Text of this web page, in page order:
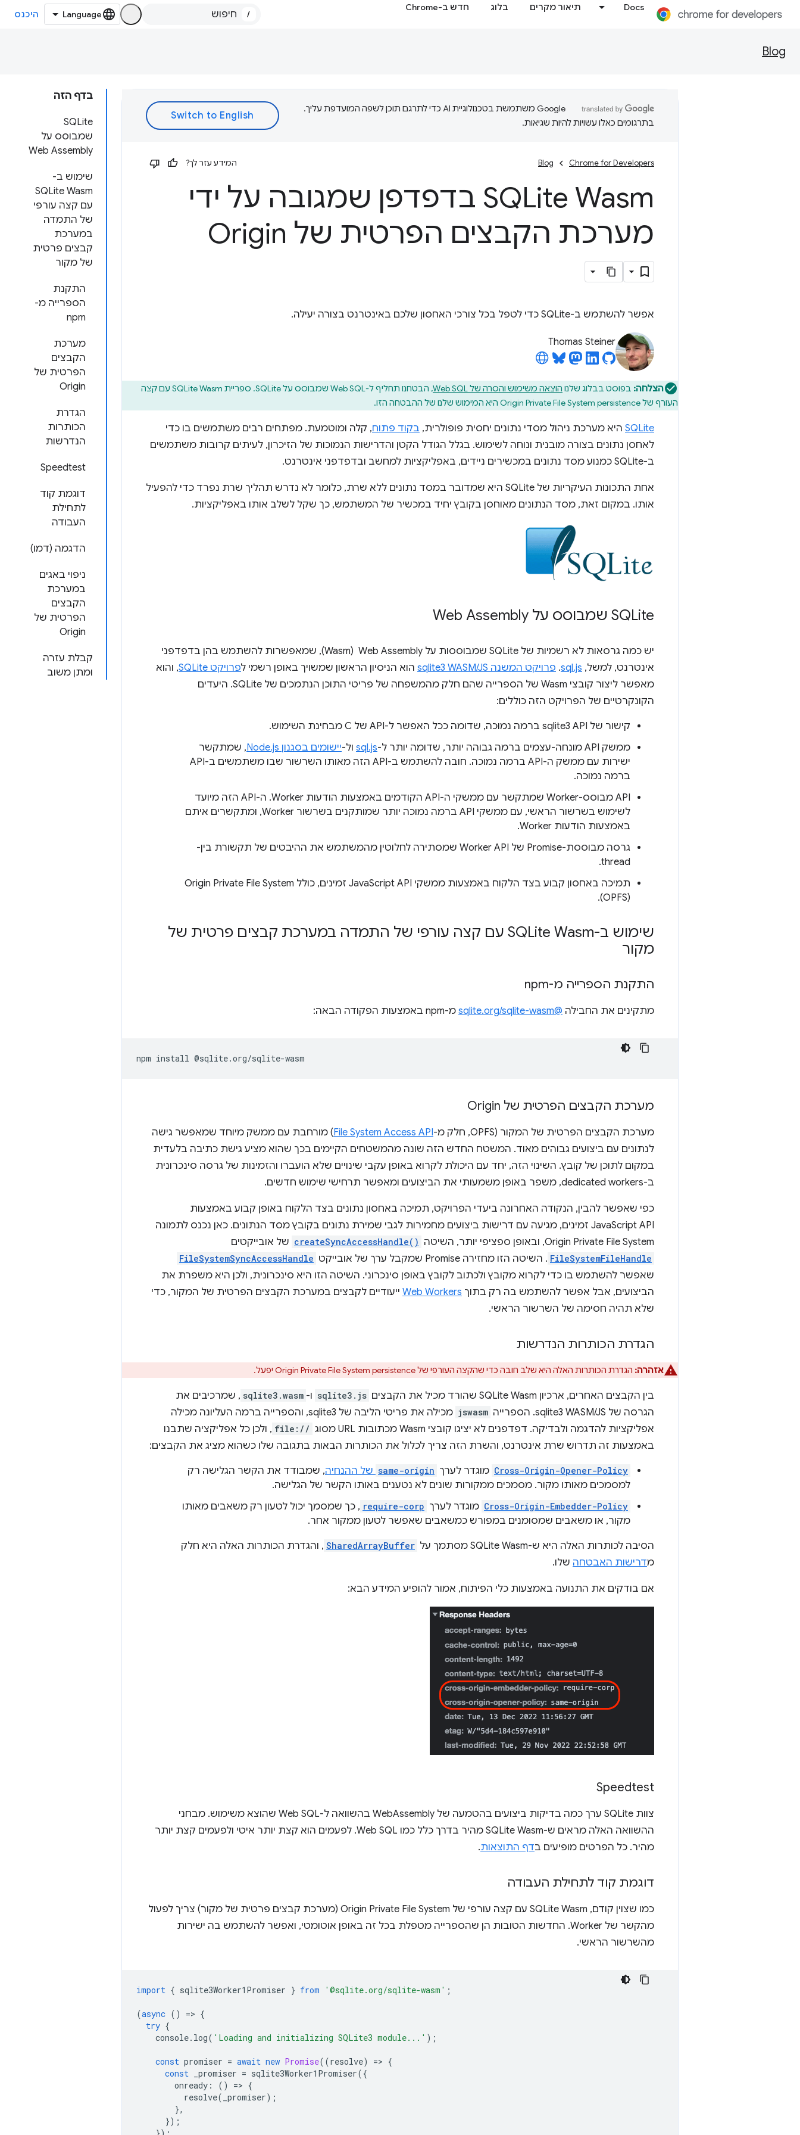
Docs תיאור מקרים בלוג חדש ב-Chrome
/ היכנס
Blog
בדף הזה
‫SQLite
שמבוסס על
Web Assembly
שימוש ב-
SQLite Wasm
עם קצה עורפי
של התמדה
במערכת
קבצים פרטית
של מקור
התקנת
הספרייה מ-
npm
מערכת
הקבצים
הפרטית של
Origin
הגדרת
הכותרות
הנדרשות
Speedtest
דוגמת קוד
לתחילת
העבודה
הדגמה (דמו)
ניפוי באגים
במערכת
הקבצים
הפרטית של
Origin
קבלת עזרה
ומתן משוב
‫Google משתמשת בטכנולוגיית AI כדי לתרגם תוכן לשפה המועדפת עליך.
בתרגומים כאלו עשויות להיות שגיאות.
Chrome for Developers
Blog המידע עזר לך?
SQLite Wasm בדפדפן שמגובה על ידי
מערכת הקבצים הפרטית של Origin
אפשר להשתמש ב-SQLite כדי לטפל בכל צורכי האחסון שלכם באינטרנט בצורה יעילה.
Thomas Steiner
הצלחה: בפוסט בבלוג שלנו הוצאה משימוש והסרה של Web SQL
, הבטחנו תחליף ל-Web SQL שמבוסס על SQLite. ספריית SQLite Wasm עם קצה
העורף של Origin Private File System persistence היא המימוש שלנו של ההבטחה הזו.
SQLite היא מערכת ניהול מסדי נתונים יחסית פופולרית, בקוד פתוח, קלה ומוטמעת. מפתחים רבים משתמשים בו כדי
לאחסן נתונים בצורה מובנית ונוחה לשימוש. בגלל הגודל הקטן והדרישות הנמוכות של הזיכרון, לעיתים קרובות משתמשים
ב-SQLite כמנוע מסד נתונים במכשירים ניידים, באפליקציות למחשב ובדפדפני אינטרנט.
אחת התכונות העיקריות של SQLite היא שמדובר במסד נתונים ללא שרת, כלומר לא נדרש תהליך שרת נפרד כדי להפעיל
אותו. במקום זאת, מסד הנתונים מאוחסן בקובץ יחיד במכשיר של המשתמש, כך שקל לשלב אותו באפליקציות.
‫SQLite שמבוסס על Web Assembly
יש כמה גרסאות לא רשמיות של SQLite שמבוססות על Web Assembly ‏ (Wasm), שמאפשרות להשתמש בהן בדפדפני
אינטרנט, למשל, sql.js
. פרויקט המשנה sqlite3 WASM/JS הוא הניסיון הראשון שמשויך באופן רשמי לפרויקט SQLite
, והוא
מאפשר ליצור קובצי Wasm של הספרייה שהם חלק מהמשפחה של פריטי התוכן הנתמכים של SQLite. היעדים
הקונקרטיים של הפרויקט הזה כוללים:
קישור של sqlite3 API ברמה נמוכה, שדומה ככל האפשר ל-API של C מבחינת השימוש.
ממשק API מונחה-עצמים ברמה גבוהה יותר, שדומה יותר ל-
sql.js ול-יישומים בסגנון Node.js
, שמתקשר
ישירות עם ממשק ה-API ברמה נמוכה. חובה להשתמש ב-API הזה מאותו השרשור שבו משתמשים ב-API
ברמה נמוכה.
‫API מבוסס-Worker שמתקשר עם ממשקי ה-API הקודמים באמצעות הודעות Worker. ה-API הזה מיועד
לשימוש בשרשור הראשי, עם ממשקי API ברמה נמוכה יותר שמותקנים בשרשור Worker, ומתקשרים איתם
באמצעות הודעות Worker.
גרסה מבוססת-Promise של Worker API שמסתירה לחלוטין מהמשתמש את ההיבטים של תקשורת בין-
thread.
(OPFS).
שימוש ב-SQLite Wasm עם קצה עורפי של התמדה במערכת קבצים פרטית של
מקור
התקנת הספרייה מ-npm
מתקינים את החבילה @sqlite.org/sqlite-wasm מ-npm באמצעות הפקודה הבאה:
npm install
מערכת הקבצים הפרטית של Origin
מערכת הקבצים הפרטית של המקור (OPFS, חלק מ- File System Access API) מורחבת עם ממשק מיוחד שמאפשר גישה
לנתונים עם ביצועים גבוהים מאוד. המשטח החדש הזה שונה מהמשטחים הקיימים בכך שהוא מציע גישת כתיבה בלעדית
במקום לתוכן של קובץ. השינוי הזה, יחד עם היכולת לקרוא באופן עקבי שינויים שלא הועברו והזמינות של גרסה סינכרונית
ב-dedicated workers, משפר באופן משמעותי את הביצועים ומאפשר תרחישי שימוש חדשים.
כפי שאפשר להבין, הנקודה האחרונה ביעדי הפרויקט, תמיכה באחסון נתונים בצד הלקוח באופן קבוע באמצעות
JavaScript API זמינים, מגיעה עם דרישות ביצועים מחמירות לגבי שמירת נתונים בקובץ מסד הנתונים. כאן נכנס לתמונה
Origin Private File System, ובאופן ספציפי יותר, השיטה
createSyncAccessHandle() של אובייקטים
FileSystemFileHandle . השיטה הזו מחזירה Promise שמקבל ערך של אובייקט FileSystemSyncAccessHandle
שאפשר להשתמש בו כדי לקרוא מקובץ ולכתוב לקובץ באופן סינכרוני. השיטה הזו היא סינכרונית, ולכן היא משפרת את
הביצועים, אבל אפשר להשתמש בה רק בתוך Web Workers ייעודיים לקבצים במערכת הקבצים הפרטית של המקור, כדי
שלא תהיה חסימה של השרשור הראשי.
הגדרת הכותרות הנדרשות
אזהרה: הגדרת הכותרות האלה היא שלב חובה כדי שהקצה העורפי של Origin Private File System persistence יפעל.
בין הקבצים האחרים, ארכיון SQLite Wasm שהורד מכיל את הקבצים sqlite3.js ו- sqlite3.wasm , שמרכיבים את
הגרסה של sqlite3 WASM/JS. הספרייה
jswasm
מכילה את פריטי הליבה של sqlite3, והספרייה ברמה העליונה מכילה
אפליקציות להדגמה ולבדיקה. דפדפנים לא יציגו קובצי Wasm מכתובות URL מסוג
file:// , ולכן כל אפליקציה שתבנו
באמצעות זה תדרוש שרת אינטרנט, והשרת הזה צריך לכלול את הכותרות הבאות בתגובה שלו כשהוא מציג את הקבצים:
Cross-Origin-Opener-Policy מוגדר לערך same-origin של ההנחיה, שמבודד את הקשר הגלישה רק
למסמכים מאותו מקור. מסמכים ממקורות שונים לא נטענים באותו הקשר של הגלישה.
Cross-Origin-Embedder-Policy מוגדר לערך require-corp , כך שמסמך יכול לטעון רק משאבים מאותו
מקור, או משאבים שמסומנים במפורש כמשאבים שאפשר לטעון ממקור אחר.
הסיבה לכותרות האלה היא ש-SQLite Wasm מסתמך על SharedArrayBuffer , והגדרת הכותרות האלה היא חלק
מדרישות האבטחה שלו.
אם בודקים את התנועה באמצעות כלי הפיתוח, אמור להופיע המידע הבא:
Speedtest
צוות SQLite ערך כמה בדיקות ביצועים בהטמעה של WebAssembly בהשוואה ל-Web SQL שהוצא משימוש. מבחני
ההשוואה האלה מראים ש-SQLite Wasm מהיר בדרך כלל כמו Web SQL. לפעמים הוא קצת יותר איטי ולפעמים קצת יותר
מהיר. כל הפרטים מופיעים בדף התוצאות.
דוגמת קוד לתחילת העבודה
כמו שצוין קודם, SQLite Wasm עם קצה עורפי של Origin Private File System (מערכת קבצים פרטית של מקור) צריך לפעול
מהקשר של Worker. החדשות הטובות הן שהספרייה מטפלת בכל זה באופן אוטומטי, ואפשר להשתמש בה ישירות
מהשרשור הראשי.
import { sqlite3Worker1Promiser } from '@sqlite.org/sqlite-wasm' ;
(async () => {
try {
console. log( 'Loading and initializing SQLite3 module...' );
const promiser = await new Promise((resolve) => {
const
_promiser = sqlite3Worker1Promiser({
onready : () => {
resolve( _promiser);
},
});